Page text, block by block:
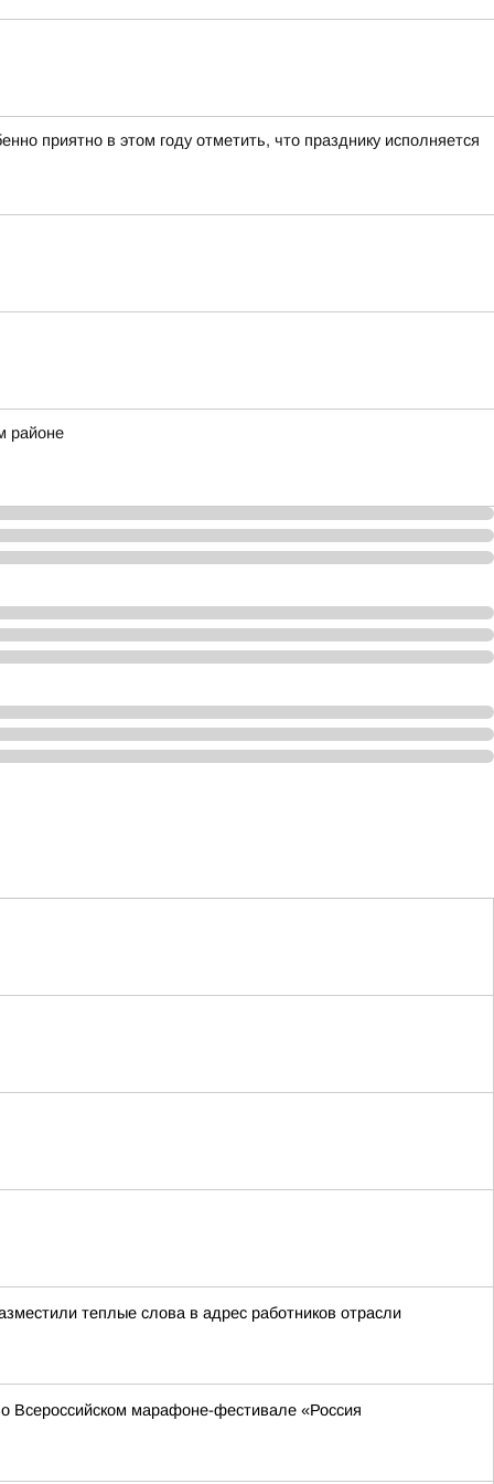
приятно в этом году отметить, что празднику исполняется
районе
теплые слова в адрес работников отрасли
Всероссийском марафоне-фестивале «Россия